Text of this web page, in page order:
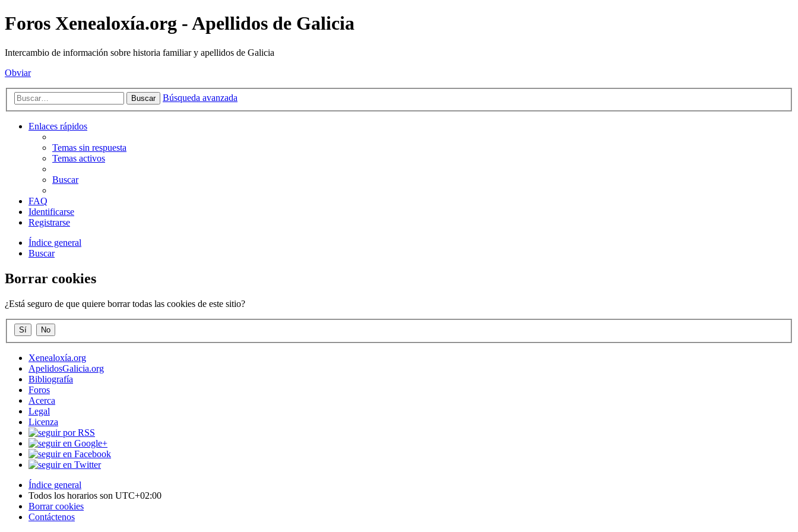
Foros Xenealoxía.org - Apellidos de Galicia
Intercambio de información sobre historia familiar y apellidos de Galicia
Obviar
Buscar Búsqueda avanzada
Enlaces rápidos
Temas sin respuesta
Temas activos
Buscar
FAQ
Identificarse
Registrarse
Índice general
Buscar
Borrar cookies
¿Está seguro de que quiere borrar todas las cookies de este sitio?
Xenealoxía.org
ApelidosGalicia.org
Bibliografía
Foros
Acerca
Legal
Licenza
Índice general
Todos los horarios son UTC+02:00
Borrar cookies
Contáctenos